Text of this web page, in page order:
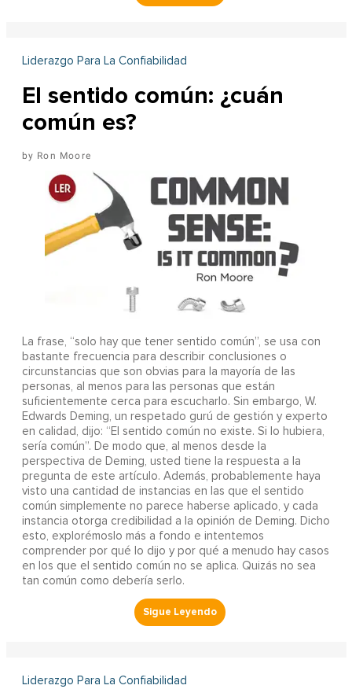
Liderazgo Para La Confiabilidad
El sentido común: ¿cuán
común es?
Ron Moore
La frase, “solo hay que tener sentido común”, se usa con
bastante frecuencia para describir conclusiones o
circunstancias que son obvias para la mayoría de las
personas, al menos para las personas que están
suficientemente cerca para escucharlo. Sin embargo, W.
Edwards Deming, un respetado gurú de gestión y experto
en calidad, dijo: “El sentido común no existe. Si lo hubiera,
sería común”. De modo que, al menos desde la
perspectiva de Deming, usted tiene la respuesta a la
pregunta de este artículo. Además, probablemente haya
visto una cantidad de instancias en las que el sentido
común simplemente no parece haberse aplicado, y cada
instancia otorga credibilidad a la opinión de Deming. Dicho
esto, explorémoslo más a fondo e intentemos
comprender por qué lo dijo y por qué a menudo hay casos
en los que el sentido común no se aplica. Quizás no sea
tan común como debería serlo.
Liderazgo Para La Confiabilidad